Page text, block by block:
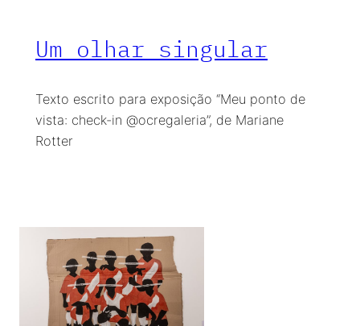
Um olhar singular
Texto escrito para exposição “Meu ponto de
vista: check-in @ocregaleria”, de Mariane
Rotter